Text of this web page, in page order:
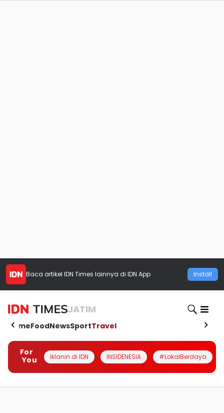
Baca artikel IDN Times lainnya di IDN App Install
JATIM
HomeFoodNewsSportTravel
For
You
Iklanin di IDN INSIDENESIA #LokalBerdaya